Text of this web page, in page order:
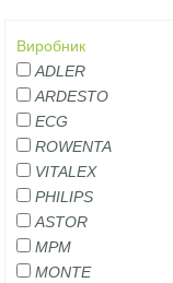
Виробник
ADLER
ARDESTO
ECG
ROWENTA
VITALEX
PHILIPS
ASTOR
MPM
MONTE